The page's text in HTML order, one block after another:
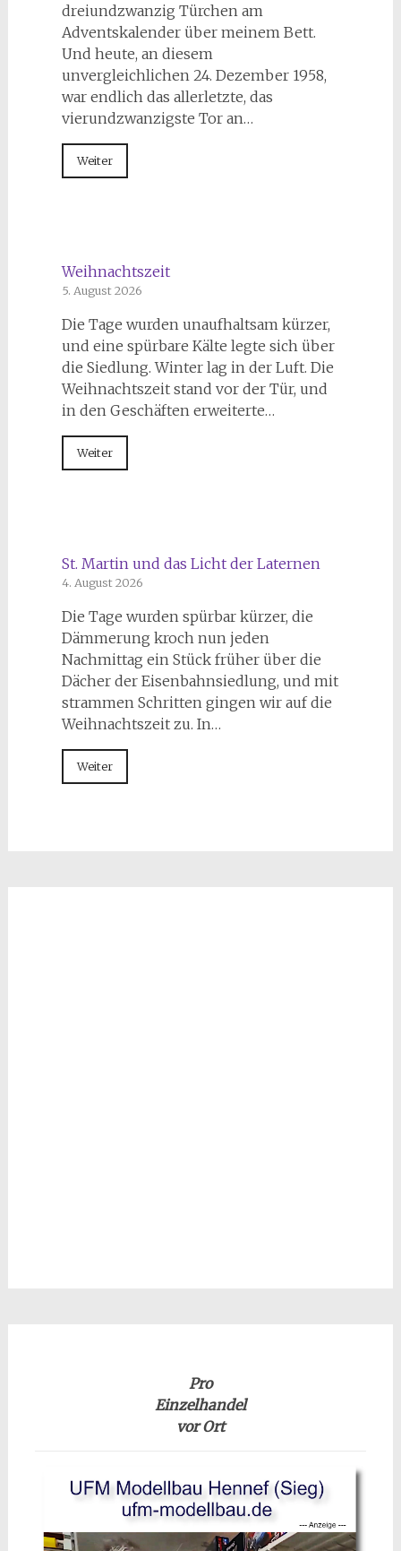
dreiundzwanzig Türchen am
Adventskalender über meinem Bett.
Und heute, an diesem
unvergleichlichen 24. Dezember 1958,
war endlich das allerletzte, das
vierundzwanzigste Tor an…
Weiter
Weihnachtszeit
5. August 2026
Die Tage wurden unaufhaltsam kürzer,
und eine spürbare Kälte legte sich über
die Siedlung. Winter lag in der Luft. Die
Weihnachtszeit stand vor der Tür, und
in den Geschäften erweiterte…
Weiter
St. Martin und das Licht der Laternen
4. August 2026
Die Tage wurden spürbar kürzer, die
Dämmerung kroch nun jeden
Nachmittag ein Stück früher über die
Dächer der Eisenbahnsiedlung, und mit
strammen Schritten gingen wir auf die
Weihnachtszeit zu. In…
Weiter
Pro
Einzelhandel
vor Ort